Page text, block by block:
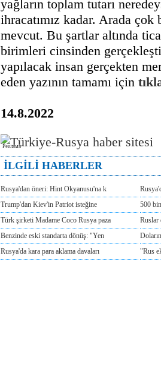
yağların toplam tutarı
ihracatımız kadar. Arada
mevcut. Bu şartlar altında
birimleri cinsinden
yapılacak insan gerçekten
eden yazının tamamı için
14.8.2022
Реклама
İLGİLİ HABERLER
Rusya'dan öneri: Hint Okyanusu'na k
Trump'dan Kiev'in Patriot isteğine
500
Türk şirketi Madame Coco Rusya paza
Ruslar
Benzinde eski standarta dönüş: "Yen
Rusya'da kara para aklama davaları
"Rus